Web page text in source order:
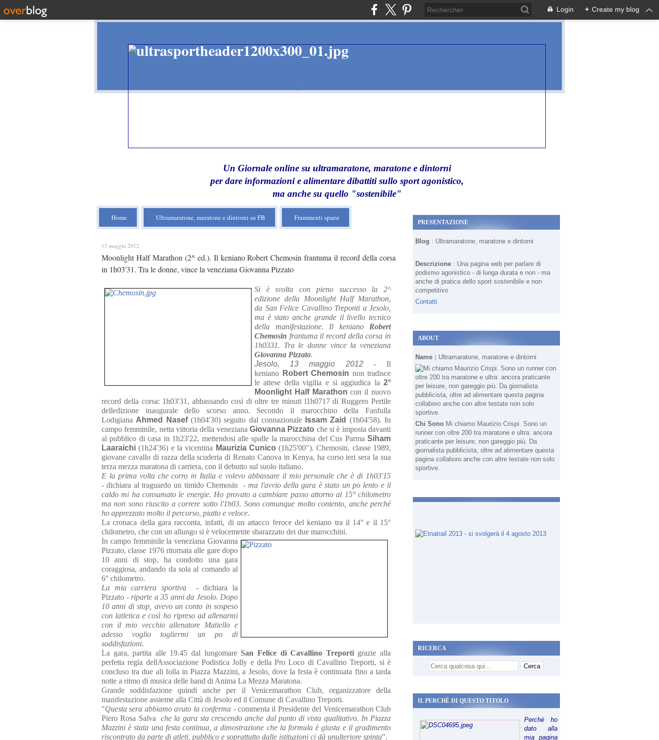
Login + Create my blog
Un Giornale online su ultramaratone, maratone e dintorni
per dare informazioni e alimentare dibattiti sullo sport agonistico,
ma anche su quello "sostenibile"
Home Ultramaratone, maratone e dintorni su FB Frammenti sparsi
15 maggio 2012
Moonlight Half Marathon (2^ ed.). Il keniano Robert Chemosin frantuma il record della corsa
in 1h03'31. Tra le donne, vince la veneziana Giovanna Pizzato
Si è svolta con pieno successo la 2^
edizione della Moonlight Half Marathon,
da San Felice Cavallino Treponti a Jesolo,
ma è stato anche grande il livello tecnico
della manifestazione. Il keniano Robert
Chemosin frantuma il record della corsa in
1h0331. Tra le donne vince la veneziana
Giovanna Pizzato.
Jesolo, 13 maggio 2012- Il
keniano Robert Chemosin non tradisce
le attese della vigilia e si aggiudica la 2°
Moonlight Half Marathon con il nuovo
record della corsa: 1h03'31, abbassando così di oltre tre minuti l1h0717 di Ruggero Pertile
delledizione inaugurale dello scorso anno. Secondo il marocchino della Fanfulla
Lodigiana Ahmed Nasef(1h04'30) seguito dal connazionale Issam Zaid (1h04'58). In
campo femminile, netta vittoria della veneziana Giovanna Pizzato che si è imposta davanti
al pubblico di casa in 1h23'22, mettendosi alle spalle la marocchina del Cus Parma Siham
Laaraichi (1h24'36) e la vicentina Maurizia Cunico(1h25'00").Chemosin, classe 1989,
giovane cavallo di razza della scuderia di Renato Canova in Kenya, ha corso ieri sera la sua
terza mezza maratona di carriera, con il debutto sul suolo italiano.
E la prima volta che corro in Italia e volevo abbassare il mio personale che è di 1h03'15
-dichiara al traguardo un timido Chemosin  - ma l'avvio della gara è stato un po lento e il
caldo mi ha consumato le energie. Ho provato a cambiare passo attorno al 15° chilometro
ma non sono riuscito a correre sotto l'1h03. Sono comunque molto contento, anche perché
ho apprezzato molto il percorso, piatto e veloce.
La cronaca della gara racconta, infatti, di un attacco feroce del keniano tra il 14° e il 15°
chilometro, che con un allungo si è velocemente sbarazzato dei due marocchini.
In campo femminile la veneziana Giovanna
Pizzato, classe 1976 ritornata alle gare dopo
10 anni di stop, ha condotto una gara
coraggiosa, andando da sola al comando al
6° chilometro.
La mia carriera sportiva  -dichiara la
Pizzato - riparte a 35 anni da Jesolo. Dopo
10 anni di stop, avevo un conto in sospeso
con latletica e così ho ripreso ad allenarmi
con il mio vecchio allenatore Matiello e
adesso voglio togliermi un po di
soddisfazioni.
La gara, partita alle 19.45 dal lungomare San Felice di Cavallino Treportigrazie alla
perfetta regia dellAssociazione Podistica Jolly e della Pro Loco di Cavallino Treporti, si è
concluso tra due ali folla in Piazza Mazzini, a Jesolo, dove la festa è continuata fino a tarda
notte a ritmo di musica delle band di Anima La Mezza Maratona.
Grande soddisfazione quindi anche per il Venicemarathon Club, organizzatore della
manifestazione assieme alla Città di Jesolo ed il Comune di Cavallino Treporti.
"Questa sera abbiamo avuto la conferma - commenta il Presidente del Venicemarathon Club
Piero Rosa Salva  che la gara sta crescendo anche dal punto di vista qualitativo. In Piazza
Mazzini è stata una festa continua, a dimostrazione che la formula è giusta e il gradimento
riscontrato da parte di atleti, pubblico e soprattutto dalle istituzioni ci dà unulteriore spinta".
PRESENTAZIONE
Blog : Ultramaratone, maratone e dintorni
Descrizione : Una pagina web per parlare di
podismo agonistico - di lunga durata e non - ma
anche di pratica dello sport sostenibile e non
competitivo
Contatti
ABOUT
Name : Ultramaratone, maratone e dintorni
Chi Sono Mi chiamo Maurizio Crispi. Sono un
runner con oltre 200 tra maratone e ultra: ancora
praticante per leisure, non gareggio più. Da
giornalista pubblicista, oltre ad alimentare questa
pagina collaboro anche con altre testate non solo
sportive.
RICERCA
IL PERCHÈ DI QUESTO TITOLO
Perchè ho
dato alla
mia pagina